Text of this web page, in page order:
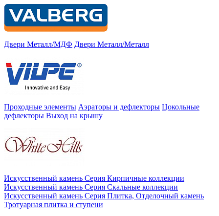
Двери Металл/МДФ Двери Металл/Металл
Проходные элементы Аэраторы и дефлекторы Цокольные
дефлекторы Выход на крышу
Искусственный камень Серия Кирпичные коллекции
Искусственный камень Серия Скальные коллекции
Искусственный камень Серия Плитка, Отделочный камень
Тротуарная плитка и ступени